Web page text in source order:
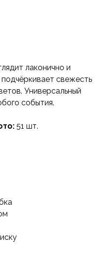
лаконично и
свежесть
Универсальный
события.
51 шт.